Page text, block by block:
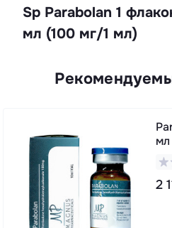
Sp Parabolan 1
мл (100 мг/1 мл)
мл
2